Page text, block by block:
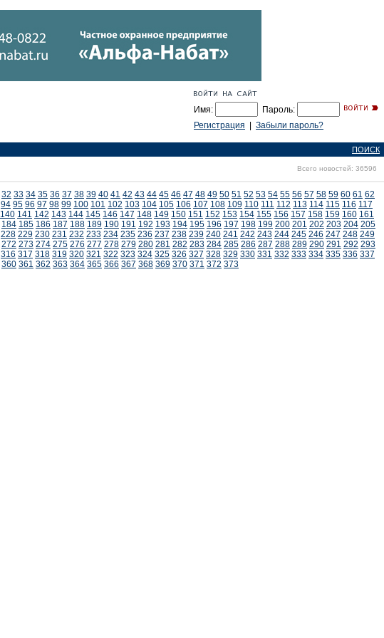
Имя:
Пароль:
Регистрация
Забыли пароль?
ПОИСК
Всего новостей: 36596
32 33 34 35 36 37 38 39 40 41 42 43 44 45 46 47 48 49 50 51 52 53 54 55 56 57 58 59 60 61 62
94 95 96 97 98 99 100 101 102 103 104 105 106 107 108 109 110 111 112 113 114 115 116 117
140 141 142 143 144 145 146 147 148 149 150 151 152 153 154 155 156 157 158 159 160 161
184 185 186 187 188 189 190 191 192 193 194 195 196 197 198 199 200 201 202 203 204 205
228 229 230 231 232 233 234 235 236 237 238 239 240 241 242 243 244 245 246 247 248 249
272 273 274 275 276 277 278 279 280 281 282 283 284 285 286 287 288 289 290 291 292 293
316 317 318 319 320 321 322 323 324 325 326 327 328 329 330 331 332 333 334 335 336 337
360 361 362 363 364 365 366 367 368 369 370 371 372 373